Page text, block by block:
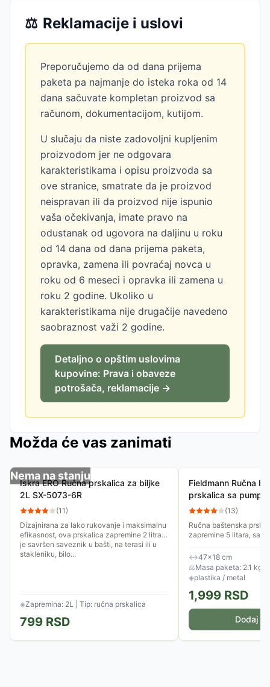
⚖️ Reklamacije i uslovi
Preporučujemo da od dana prijema
paketa pa najmanje do isteka roka od 14
dana sačuvate kompletan proizvod sa
računom, dokumentacijom, kutijom.
U slučaju da niste zadovoljni kupljenim
proizvodom jer ne odgovara
karakteristikama i opisu proizvoda sa
ove stranice, smatrate da je proizvod
neispravan ili da proizvod nije ispunio
vaša očekivanja, imate pravo na
odustanak od ugovora na daljinu u roku
od 14 dana od dana prijema paketa,
opravka, zamena ili povraćaj novca u
roku od 6 meseci i opravka ili zamena u
roku 2 godine. Ukoliko u
karakteristikama nije drugačije navedeno
saobraznost važi 2 godine.
Detaljno o opštim uslovima
kupovine: Prava i obaveze
potrošača, reklamacije →
Možda će vas zanimati
Nema na stanju
Iskra ERO Ručna prskalica za biljke
2L SX-5073-6R
(11)
Dizajnirana za lako rukovanje i maksimalnu
efikasnost, ova prskalica zapremine 2 litra
je savršen saveznik u bašti, na terasi ili u
stakleniku, bilo...
◈Zapremina: 2L | Tip: ručna prskalica
799 RSD
Fieldmann Ručna
prskalica sa
(13)
Ručna baštenska
zapremine 5 litara, sa
mlaznicu, ventil za
↔47×18 cm
⚖Masa paketa: 2.1 kg
◈plastika / metal
1,999 RSD
Dodaj u